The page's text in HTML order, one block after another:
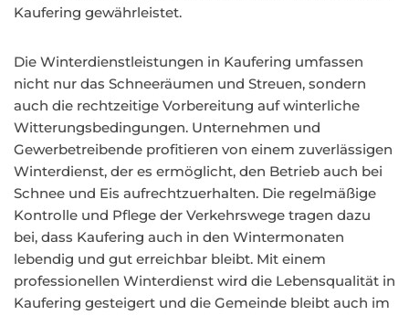
Kaufering gewährleistet.
Die Winterdienstleistungen in Kaufering umfassen
nicht nur das Schneeräumen und Streuen, sondern
auch die rechtzeitige Vorbereitung auf winterliche
Witterungsbedingungen. Unternehmen und
Gewerbetreibende profitieren von einem zuverlässigen
Winterdienst, der es ermöglicht, den Betrieb auch bei
Schnee und Eis aufrechtzuerhalten. Die regelmäßige
Kontrolle und Pflege der Verkehrswege tragen dazu
bei, dass Kaufering auch in den Wintermonaten
lebendig und gut erreichbar bleibt. Mit einem
professionellen Winterdienst wird die Lebensqualität in
Kaufering gesteigert und die Gemeinde bleibt auch im